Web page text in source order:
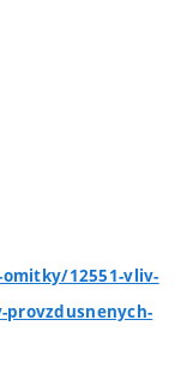
12551-vliv-
provzdusnenych-